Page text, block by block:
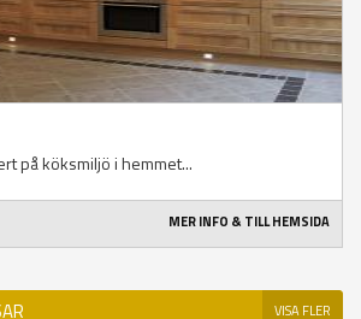
på köksmiljö i hemmet...
MER INFO & TILL HEMSIDA
VISA FLER